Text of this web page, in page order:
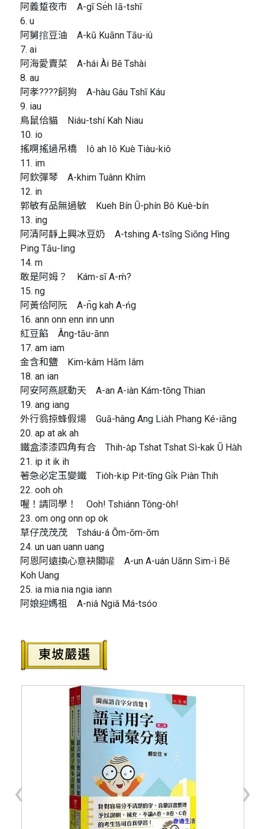
阿義踅夜市 A-gī Se̍h Iā-tshī
6. u
阿舅捾豆油 A-kū Kuānn Tāu-iû
7. ai
阿海愛賣菜 A-hái Ài Bē Tshài
8. au
阿孝????飼狗 A-hàu Gâu Tshī Káu
9. iau
鳥鼠佮貓 Niáu-tshí Kah Niau
10. io
搖啊搖過吊橋 Iô ah Iô Kuè Tiàu-kiô
11. im
阿欽彈琴 A-khim Tuânn Khîm
12. in
郭敏有品無過敏 Kueh Bín Ū-phín Bô Kuè-bín
13. ing
阿清阿靜上興冰豆奶 A-tshing A-tsīng Siōng Hìng
Ping Tāu-ling
14. m
敢是阿姆？ Kám-sī A-ḿ?
15. ng
阿黃佮阿阮 A-n̂g kah A-ńg
16. ann onn enn inn unn
紅豆餡 Âng-tāu-ānn
17. am iam
金含和鹽 Kim-kâm Hām Iâm
18. an ian
阿安阿燕感動天 A-an A-iàn Kám-tōng Thian
19. ang iang
外行翁掠蜂假煬 Guā-hâng Ang Lia̍h Phang Ké-iāng
20. ap at ak ah
鐵盒漆漆四角有合 Thih-a̍p Tshat Tshat Sì-kak Ū Ha̍h
21. ip it ik ih
著急必定玉變鐵 Tio̍h-kip Pit-tīng Gi̍k Piàn Thih
22. ooh oh
喔！請同學！ Ooh! Tshiánn Tông-o̍h!
23. om ong onn op ok
草仔茂茂茂 Tsháu-á Ōm-ōm-ōm
24. un uan uann uang
阿恩阿遠換心意袂閣嚾 A-un A-uán Uānn Sim-ì Bē
Koh Uang
25. ia mia nia ngia iann
阿娘迎媽祖 A-niâ Ngiâ Má-tsóo
‹ ›